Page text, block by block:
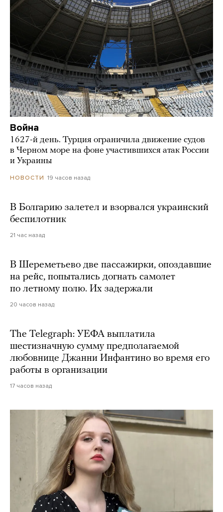
Война
1627-й день. Турция ограничила движение судов
в Черном море на фоне участившихся атак России
и Украины
НОВОСТИ 19 часов назад
В Болгарию залетел и взорвался украинский
беспилотник
21 час назад
В Шереметьево две пассажирки, опоздавшие
на рейс, попытались догнать самолет
по летному полю. Их задержали
20 часов назад
The Telegraph: УЕФА выплатила
шестизначную сумму предполагаемой
любовнице Джанни Инфантино во время его
работы в организации
17 часов назад